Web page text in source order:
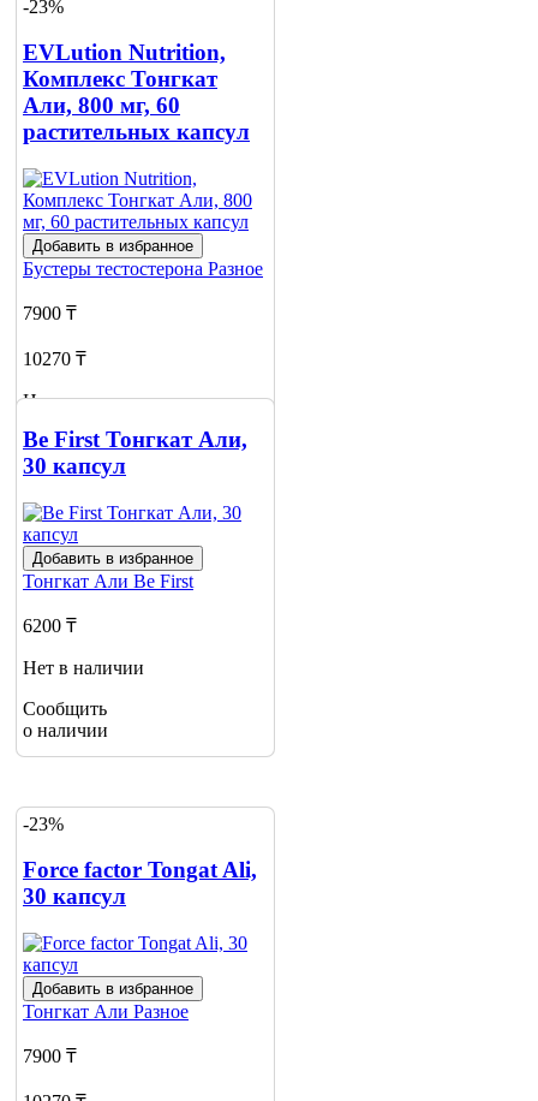
-23%
EVLution Nutrition,
Комплекс Тонгкат
Али, 800 мг, 60
растительных капсул
Добавить в избранное
Бустеры тестостерона Разное
7900 ₸
10270 ₸
Нет в наличии
Сообщить
о наличии
Be First Тонгкат Али,
30 капсул
Добавить в избранное
Тонгкат Али Be First
6200 ₸
Нет в наличии
Сообщить
о наличии
-23%
Force factor Tongat Ali,
30 капсул
Добавить в избранное
Тонгкат Али Разное
7900 ₸